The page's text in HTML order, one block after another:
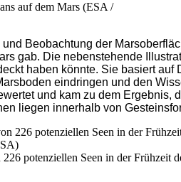
auf dem Mars (ESA /
Beobachtung der
gab. Die nebenstehende
haben könnte. Sie basiert
eindringen und den
und kam zu dem
liegen innerhalb von
potenziellen Seen in der Frühzeit